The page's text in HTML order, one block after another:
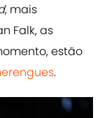
, mais
Falk, as
estão
.